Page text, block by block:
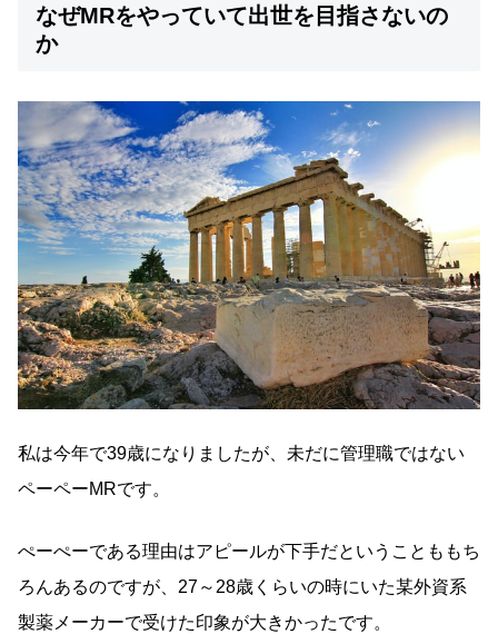
なぜMRをやっていて出世を目指さないの
か
私は今年で39歳になりましたが、未だに管理職ではない
ペーペーMRです。
ぺーぺーである理由はアピールが下手だということももち
ろんあるのですが、27～28歳くらいの時にいた某外資系
製薬メーカーで受けた印象が大きかったです。